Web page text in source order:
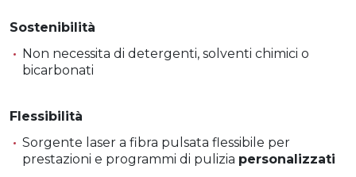
Sostenibilità
Non necessita di detergenti, solventi chimici o
bicarbonati
Flessibilità
Sorgente laser a fibra pulsata flessibile per
prestazioni e programmi di pulizia personalizzati